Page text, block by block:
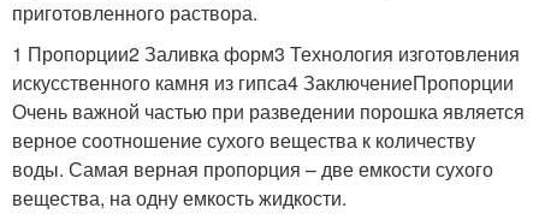
приготовленного раствора.
1 Пропорции2 Заливка форм3 Технология изготовления
искусственного камня из гипса4 ЗаключениеПропорции
Очень важной частью при разведении порошка является
верное соотношение сухого вещества к количеству
воды. Самая верная пропорция – две емкости сухого
вещества, на одну емкость жидкости.